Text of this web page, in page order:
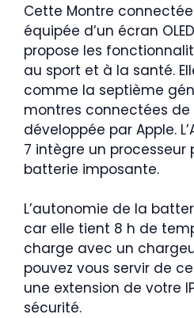
Cette Montre
équipée d’un écran
propose les
au sport et à la santé.
comme la septième
montres connectées
développée par Apple.
7 intègre un processeur
batterie imposante.
L’autonomie de la
car elle tient 8 h de
charge avec un
pouvez vous servir de
une extension de votre
sécurité.